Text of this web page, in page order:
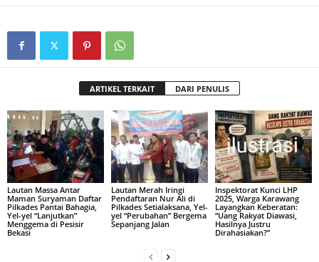
ARTIKEL TERKAIT DARI PENULIS
Lautan Massa Antar
Maman Suryaman Daftar
Pilkades Pantai Bahagia,
Yel-yel “Lanjutkan”
Menggema di Pesisir
Bekasi
Lautan Merah Iringi
Pendaftaran Nur Ali di
Pilkades Setialaksana, Yel-
yel “Perubahan” Bergema
Sepanjang Jalan
Inspektorat Kunci LHP
2025, Warga Karawang
Layangkan Keberatan:
“Uang Rakyat Diawasi,
Hasilnya Justru
Dirahasiakan?”